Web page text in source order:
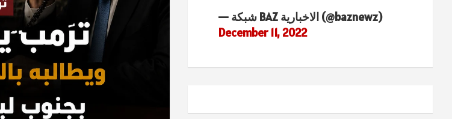
— شبكة BAZ الاخبارية (@baznewz)
December 11, 2022